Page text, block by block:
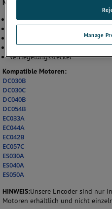
Merkmale:
Auflösungen von 200 bis 2048
TTL-Quadratursignal
Frequenzgang von 220 kHz
Niedriger Stromverbrauch, max.
Verriegelungsstecker
Kompatible Motoren:
DC030B
DC030C
DC040B
DC054B
EC033A
EC044A
EC042B
EC057C
ES030A
ES040A
ES050A
HINWEIS:Unsere Encoder sind nur
Motoren erhältlich und nicht
Manage